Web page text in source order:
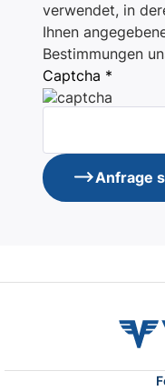
verwendet, in
Ihnen
Bestimmungen
Captcha *
Anfrage